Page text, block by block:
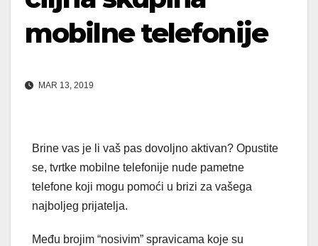
mobilne telefonije
MAR 13, 2019
Brine vas je li vaš pas dovoljno aktivan? Opustite
se, tvrtke mobilne telefonije nude pametne
telefone koji mogu pomoći u brizi za vašega
najboljeg prijatelja.
Među brojim “nosivim” spravicama koje su